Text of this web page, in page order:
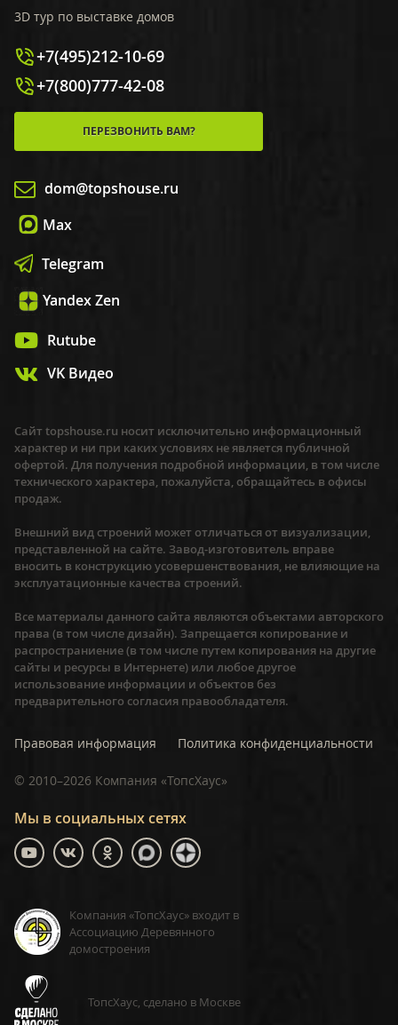
3D тур по выставке домов
+7(495)212-10-69
+7(800)777-42-08
ПЕРЕЗВОНИТЬ ВАМ?
dom@topshouse.ru
Max
Telegram
Yandex Zen
Rutube
VK Видео
Мы в социальных сетях
Компания «ТопсХаус» входит в
Ассоциацию Деревянного
домостроения
ТопсХаус, сделано в Москве
Сайт topshouse.ru носит исключительно информационный
характер и ни при каких условиях не является публичной
офертой. Для получения подробной информации, в том числе
технического характера, пожалуйста, обращайтесь в офисы
продаж.
Внешний вид строений может отличаться от визуализации,
представленной на сайте. Завод-изготовитель вправе
вносить в конструкцию усовершенствования, не влияющие на
эксплуатационные качества строений.
Все материалы данного сайта являются объектами авторского
права (в том числе дизайн). Запрещается копирование и
распространиение (в том числе путем копирования на другие
сайты и ресурсы в Интернете) или любое другое
использование информации и объектов без
предварительного согласия правообладателя.
Правовая информация Политика конфиденциальности
© 2010–2026 Компания «ТопсХаус»